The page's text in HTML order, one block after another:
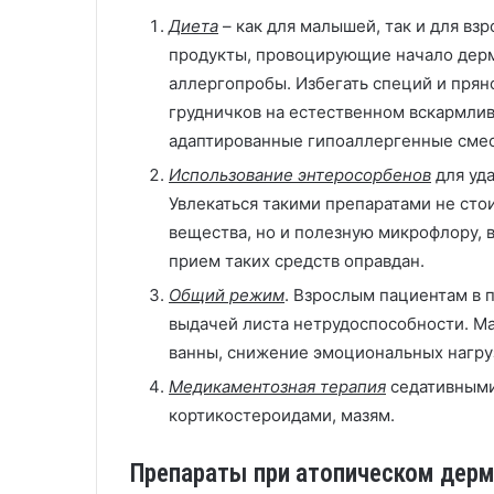
Диета – как для малышей, так и для
продукты, провоцирующие начало
аллергопробы. Избегать специй и
грудничков на естественном
адаптированные гипоаллергенные
Использование энтеросорбенов для
Увлекаться такими препаратами не
вещества, но и полезную
прием таких средств оправдан.
Общий режим. Взрослым пациентам в
выдачей листа нетрудоспособности.
ванны, снижение эмоциональных
Медикаментозная терапия
кортикостероидами, мазям.
Препараты при атопическом